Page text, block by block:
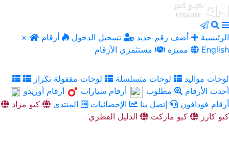
× الرئيسية أضف رقم جديد تسجيل الدخول
أرقام
مميزة
مستثمري الأرقام English
لوحات مواليد لوحات متسلسلة
لوحات مقفولة تكرار
أحدث الأرقام
مطلوب أرقام سيارات
أرقام أوريدو
أرقام فودافون
إتصل بنا الإحصائيات المنتدى
كيو مزاد
كيو كارز
كيو ماركت الدليل القطري